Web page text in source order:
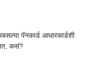
पॅनकार्ड आधारकार्डशी
कसं?